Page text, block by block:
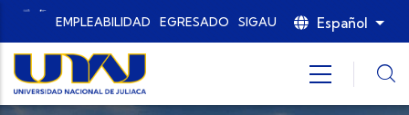
Pasar al contenido principal
EMPLEABILIDAD EGRESADO SIGAU Español